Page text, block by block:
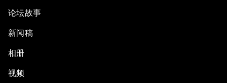
论坛故事
新闻稿
相册
视频